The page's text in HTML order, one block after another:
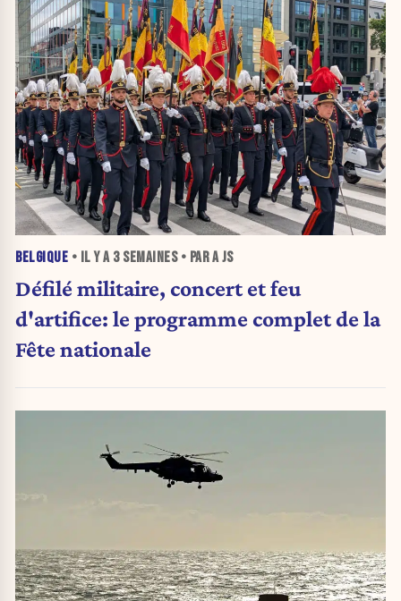
BELGIQUE • IL Y A 3 SEMAINES• PAR A JS
Défilé militaire, concert et feu
d'artifice: le programme complet de la
Fête nationale